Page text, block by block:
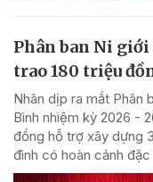
Phân ban Ni
trao 180 triệu
Nhân dịp ra mắt Phân
Bình nhiệm kỳ 2026 -
đồng hỗ trợ xây dựng
đình có hoàn cảnh